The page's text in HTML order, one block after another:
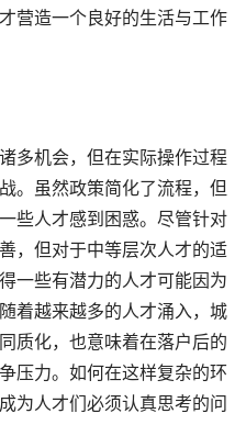
营造一个良好的生活与工作
多机会，但在实际操作过程
。虽然政策简化了流程，但
些人才感到困惑。尽管针对
，但对于中等层次人才的适
一些有潜力的人才可能因为
着越来越多的人才涌入，城
质化，也意味着在落户后的
压力。如何在这样复杂的环
为人才们必须认真思考的问